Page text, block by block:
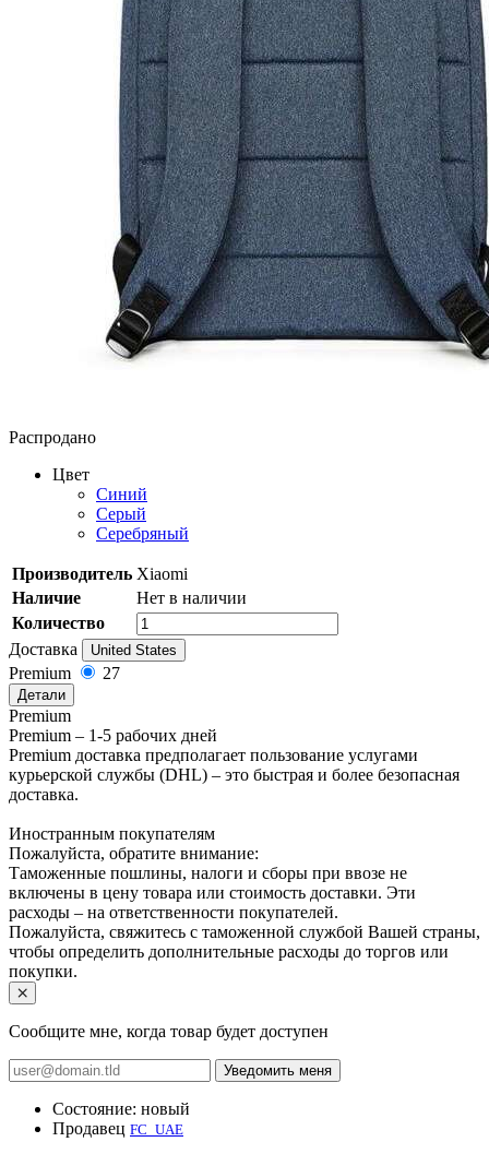
Распродано
Цвет
Синий
Серый
Серебряный
Производитель Xiaomi
Наличие
Нет в наличии
Количество
Доставка
United States
Premium 27
Детали
Premium
Premium – 1-5 рабочих дней
Premium доставка предполагает пользование услугами
курьерской службы (DHL) – это быстрая и более безопасная
доставка.
Иностранным покупателям
Пожалуйста, обратите внимание:
Таможенные пошлины, налоги и сборы при ввозе не
включены в цену товара или стоимость доставки. Эти
расходы – на ответственности покупателей.
Пожалуйста, свяжитесь с таможенной службой Вашей страны,
чтобы определить дополнительные расходы до торгов или
покупки.
Сообщите мне, когда товар будет доступен
Уведомить меня
Состояние: новый
Продавец FC_UAE